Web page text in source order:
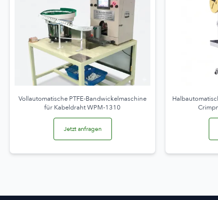
Vollautomatische PTFE-Bandwickelmaschine
für Kabeldraht WPM-1310
Jetzt anfragen